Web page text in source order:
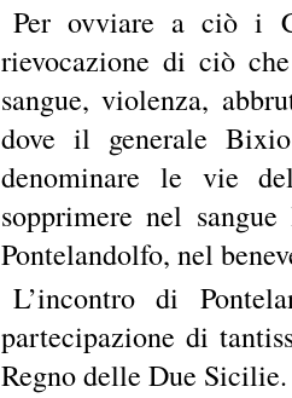
Per ovviare a ciò i
rievocazione di ciò
sangue, violenza,
dove il generale
denominare le vie
sopprimere nel
Pontelandolfo, nel
L’incontro di
partecipazione di
Regno delle Due Sicilie.